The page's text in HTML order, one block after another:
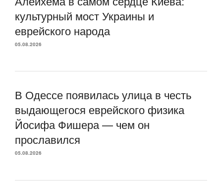
культурный мост Украины и
еврейского народа
05.08.2026
В Одессе появилась улица в честь
выдающегося еврейского физика
Йосифа Фишера — чем он
прославился
05.08.2026